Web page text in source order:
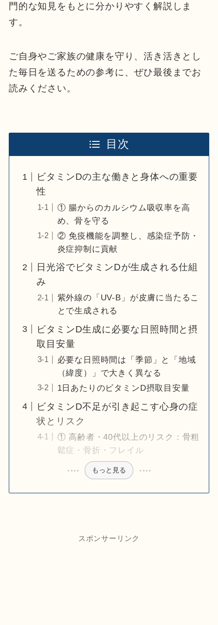
門的な知見をもとに分かりやすく解説しま
す。
ご自身やご家族の健康を守り、活き活きとし
た毎日を送るための参考に、ぜひ最後までお
読みください。
目次
ビタミンDの主な働きと身体への重要
性
① 腸からのカルシウム吸収率を高
め、骨を守る
② 免疫機能を調整し、感染症予防・
炎症抑制に貢献
日光浴でビタミンDが生成される仕組
み
紫外線の「UV-B」が皮膚に当たるこ
とで生成される
ビタミンD生成に必要な日照時間と摂
取目安量
必要な日照時間は「季節」と「地域
（緯度）」で大きく異なる
1日あたりのビタミンD摂取目安量
ビタミンD不足が引き起こす心身の症
状とリスク
① 高齢者・40代以上のリスク：骨粗
鬆症・骨折・フレイル
もっと見る
スポンサーリンク